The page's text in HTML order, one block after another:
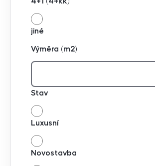
jiné
Výměra (m2)
Stav
Luxusní
Novostavba